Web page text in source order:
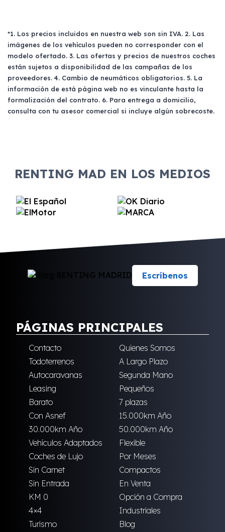
(Mod. 303), recibo bancario con IBAN y titular,
DNI del titular y carnet de conducir.
necesario cumplir con ciertos requisitos como
ser mayor de edad, tener carnet de conducir
válido y acreditar solvencia económica. La
evaluación para contratar un renting la
realiza el departamento de riesgos de cada
proveedor.
*1. Los precios incluidos en nuestra web son sin IVA. 2. Las
imágenes de los vehículos pueden no corresponder con el
modelo ofertado. 3. Las ofertas y precios de nuestros coches
están sujetos a disponibilidad de las campañas de los
proveedores. 4. Cambio de neumáticos obligatorios. 5. La
información de está página web no es vinculante hasta la
formalización del contrato. 6. Para entrega a domicilio,
consulta con tu asesor comercial si incluye algún sobrecoste.
RENTING MAD EN LOS MEDIOS
Escríbenos
PÁGINAS PRINCIPALES
Contacto
Quienes Somos
Todoterrenos
A Largo Plazo
Autocaravanas
Segunda Mano
Leasing
Pequeños
Barato
7 plazas
Con Asnef
15.000km Año
30.000km Año
50.000km Año
Vehículos Adaptados
Flexible
Coches de Lujo
Por Meses
Sin Carnet
Compactos
Sin Entrada
En Venta
KM 0
Opción a Compra
4×4
Industriales
Turismo
Blog